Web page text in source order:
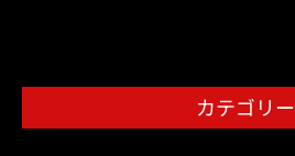
カテゴリー